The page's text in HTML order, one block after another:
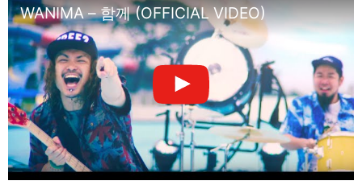
WANIMA – 함께 (OFFICIAL VIDEO)